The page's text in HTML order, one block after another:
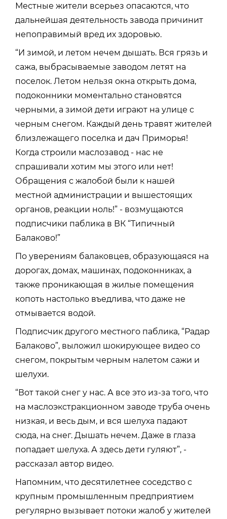
Местные жители всерьез опасаются, что
дальнейшая деятельность завода причинит
непоправимый вред их здоровью.
“И зимой, и летом нечем дышать. Вся грязь и
сажа, выбрасываемые заводом летят на
поселок. Летом нельзя окна открыть дома,
подоконники моментально становятся
черными, а зимой дети играют на улице с
черным снегом. Каждый день травят жителей
близлежащего поселка и дач Приморья!
Когда строили маслозавод - нас не
спрашивали хотим мы этого или нет!
Обращения с жалобой были к нашей
местной администрации и вышестоящих
органов, реакции ноль!” - возмущаются
подписчики паблика в ВК “Типичный
Балаково!”
По уверениям балаковцев, образующаяся на
дорогах, домах, машинах, подоконниках, а
также проникающая в жилые помещения
копоть настолько въедлива, что даже не
отмывается водой.
Подписчик другого местного паблика, “Радар
Балаково”, выложил шокирующее видео со
снегом, покрытым черным налетом сажи и
шелухи.
“Вот такой снег у нас. А все это из-за того, что
на маслоэкстракционном заводе труба очень
низкая, и весь дым, и вся шелуха падают
сюда, на снег. Дышать нечем. Даже в глаза
попадает шелуха. А здесь дети гуляют”, -
рассказал автор видео.
Напомним, что десятилетнее соседство с
крупным промышленным предприятием
регулярно вызывает потоки жалоб у жителей